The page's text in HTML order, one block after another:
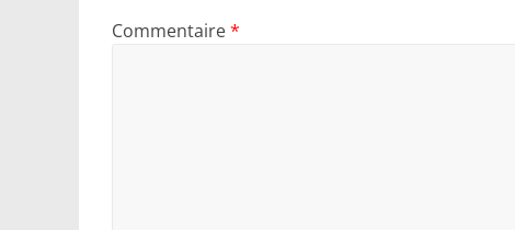
Commentaire*